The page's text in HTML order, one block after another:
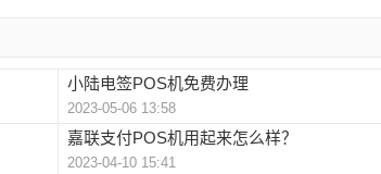
小陆电签POS机免费办理
2023-05-06 13:58
嘉联支付POS机用起来怎么样？
2023-04-10 15:41